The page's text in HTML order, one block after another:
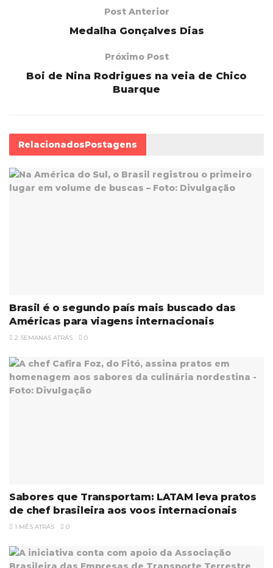
Post Anterior
Medalha Gonçalves Dias
Próximo Post
Boi de Nina Rodrigues na veia de Chico
Buarque
RelacionadosPostagens
Brasil é o segundo país mais buscado das
Américas para viagens internacionais
2 SEMANAS ATRÁS 0
Sabores que Transportam: LATAM leva pratos
de chef brasileira aos voos internacionais
1 MÊS ATRÁS 0